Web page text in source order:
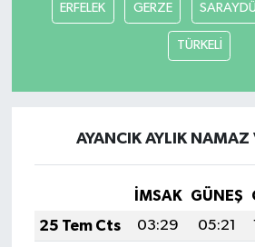
ERFELEK GERZE
TÜRKELİ
AYANCIK AYLIK NAMAZ
İMSAK GÜNEŞ
25 Tem Cts
03:29 05:21